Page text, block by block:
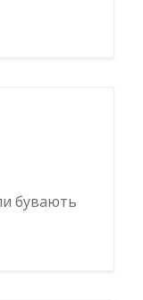
бувають